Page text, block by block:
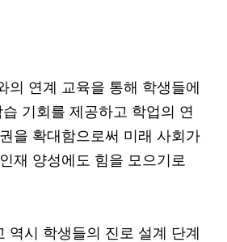
의 연계 교육을 통해 학생들에
기회를 제공하고 학업의 연
을 확대함으로써 미래 사회가
재 양성에도 힘을 모으기로
역시 학생들의 진로 설계 단계